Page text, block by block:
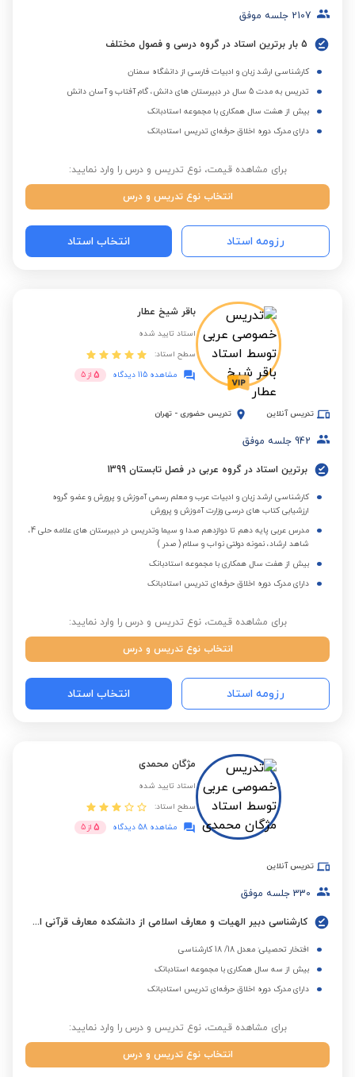
2107 جلسه موفق
5 بار برترین استاد در گروه درسی و فصول مختلف
کارشناسی ارشد زبان و ادبیات فارسی از دانشگاه سمنان
تدریس به مدت 5 سال در دبیرستان های دانش، گام آفتاب و آسان دانش
بیش از هشت سال همکاری با مجموعه استادبانک
دارای مدرک دوره اخلاق حرفه‌ای تدریس استادبانک
برای مشاهده قیمت، نوع تدریس و درس را وارد نمایید:
انتخاب نوع تدریس و درس
رزومه استاد انتخاب استاد
باقر شیخ عطار
استاد تایید شده
سطح استاد:
مشاهده 115 دیدگاه
5 از 5
تدریس آنلاین تدریس حضوری - تهران
942 جلسه موفق
برترین استاد در گروه عربی در فصل تابستان 1399
کارشناسی ارشد زبان و ادبیات عرب و معلم رسمی آموزش و پرورش و عضو گروه
ارزشیابی کتاب های درسی وزارت آموزش و پرورش
مدرس عربی پایه دهم تا دوازدهم صدا و سیما وتدریس در دبیرستان های علامه حلی 4،
شاهد ارشاد، نمونه دولتی نواب و سلام ( صدر )
بیش از هفت سال همکاری با مجموعه استادبانک
دارای مدرک دوره اخلاق حرفه‌ای تدریس استادبانک
برای مشاهده قیمت، نوع تدریس و درس را وارد نمایید:
انتخاب نوع تدریس و درس
رزومه استاد انتخاب استاد
مژگان محمدی
استاد تایید شده
سطح استاد:
مشاهده 58 دیدگاه
5 از 5
تدریس آنلاین
330 جلسه موفق
کارشناسی دبیر الهیات و معارف اسلامی از دانشکده معارف قرآنی اصفهان
افتخار تحصیلی: معدل 18/ 18 کارشناسی
بیش از سه سال همکاری با مجموعه استادبانک
دارای مدرک دوره اخلاق حرفه‌ای تدریس استادبانک
برای مشاهده قیمت، نوع تدریس و درس را وارد نمایید:
انتخاب نوع تدریس و درس